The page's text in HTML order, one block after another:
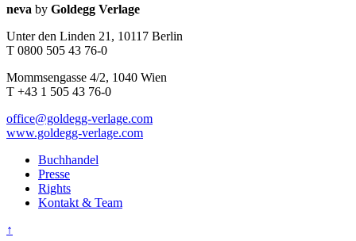
Seitenleiste
Kontaktinfos
neva by Goldegg Verlage
Unter den Linden 21, 10117 Berlin
T 0800 505 43 76-0
Mommsengasse 4/2, 1040 Wien
T +43 1 505 43 76-0
office@goldegg-verlage.com
www.goldegg-verlage.com
Buchhandel
Presse
Rights
Kontakt & Team
↑